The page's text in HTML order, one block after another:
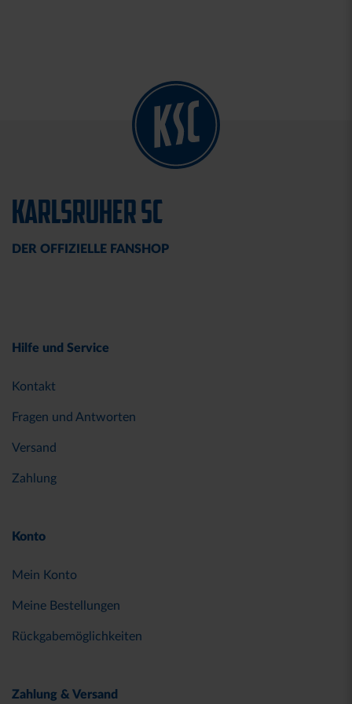
KARLSRUHER SC
DER OFFIZIELLE FANSHOP
Hilfe und Service
Kontakt
Fragen und Antworten
Versand
Zahlung
Konto
Mein Konto
Meine Bestellungen
Rückgabemöglichkeiten
Zahlung & Versand